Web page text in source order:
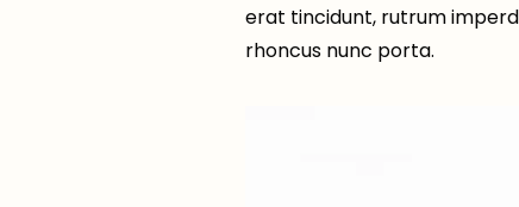
erat tincidunt, rutrum
rhoncus nunc porta.